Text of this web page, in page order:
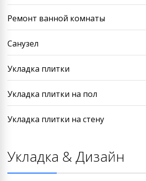
Ремонт ванной комнаты
Санузел
Укладка плитки
Укладка плитки на пол
Укладка плитки на стену
Укладка & Дизайн